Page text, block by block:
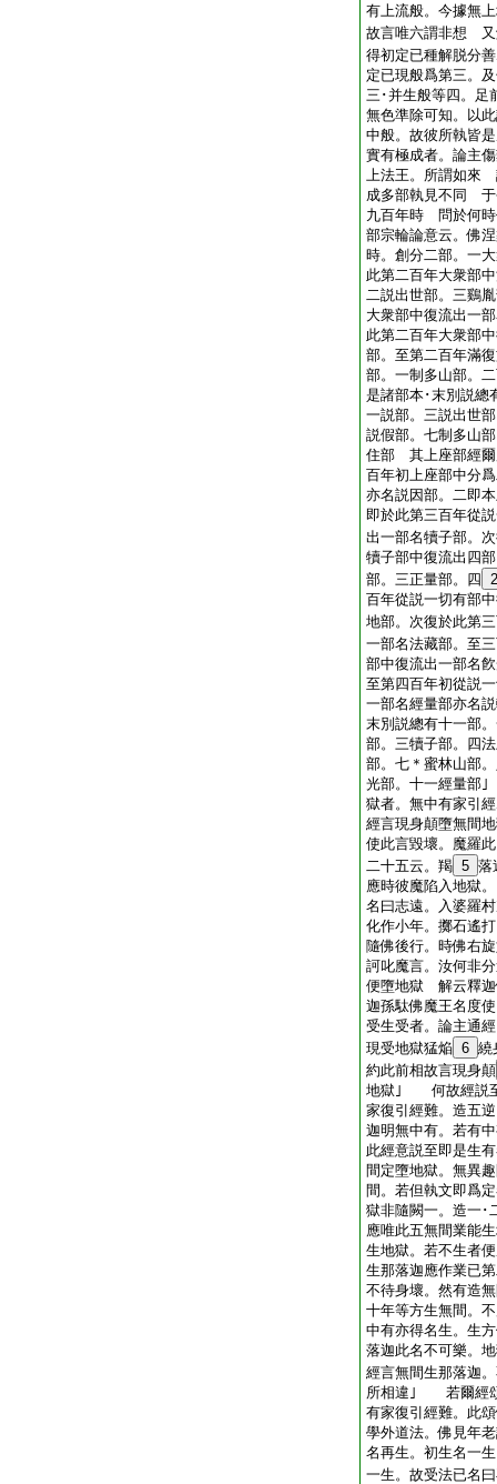
有上流般。今據無
故言唯六謂非想 又
得初定已種解脱分
定已現般爲第三。
三･并生般等四。足
無色準除可知。以
中般。故彼所執
實有極成者。論主
上法王。所謂如來
成多部執見不同 于
九百年時 問於何
部宗輪論意云。佛
時。創分二部。一
此第二百年大衆部
二説出世部。三鷄
大衆部中復流出一
此第二百年大衆部
部。至第二百年滿
部。一制多山部。
是諸部本･末別説總
一説部。三説出世
説假部。七制多山
住部 其上座部經爾
百年初上座部中分
亦名説因部。二即
即於此第三百年從
出一部名犢子部。
犢子部中復流出四
部。三正量部。四 2
百年從説一切有部
地部。次復於此第
一部名法藏部。至
部中復流出一部名
至第四百年初從説
一部名經量部亦名
末別説總有十一部
部。三犢子部。四
部。七＊蜜林山部
光部。十一經量部
獄者。無中有家引
經言現身顛墮無間
使此言毀壞。魔羅
二十五云。羯 5 落
應時彼魔陷入地獄
名曰志遠。入婆羅
化作小年。擲石遙
隨佛後行。時佛右
訶叱魔言。汝何非
便墮地獄 解云釋迦
迦孫駄佛魔王名
受生受者。論主通
現受地獄猛焔 6 繞
約此前相故言現身顛
地獄｣ 何故經説至
家復引經難。造五
迦明無中有。若有
此經意説至即是生
間定墮地獄。無異
間。若但執文即爲
獄非隨闕一。造一･
應唯此五無間業能
生地獄。若不生者
生那落迦應作業已
不待身壞。然有造
十年等方生無間。
中有亦得名生。生
落迦此名不可樂。
經言無間生那落迦
所相違｣ 若爾經頌
有家復引經難。此
學外道法。佛見年
名再生。初生名一
一生。故受法已名